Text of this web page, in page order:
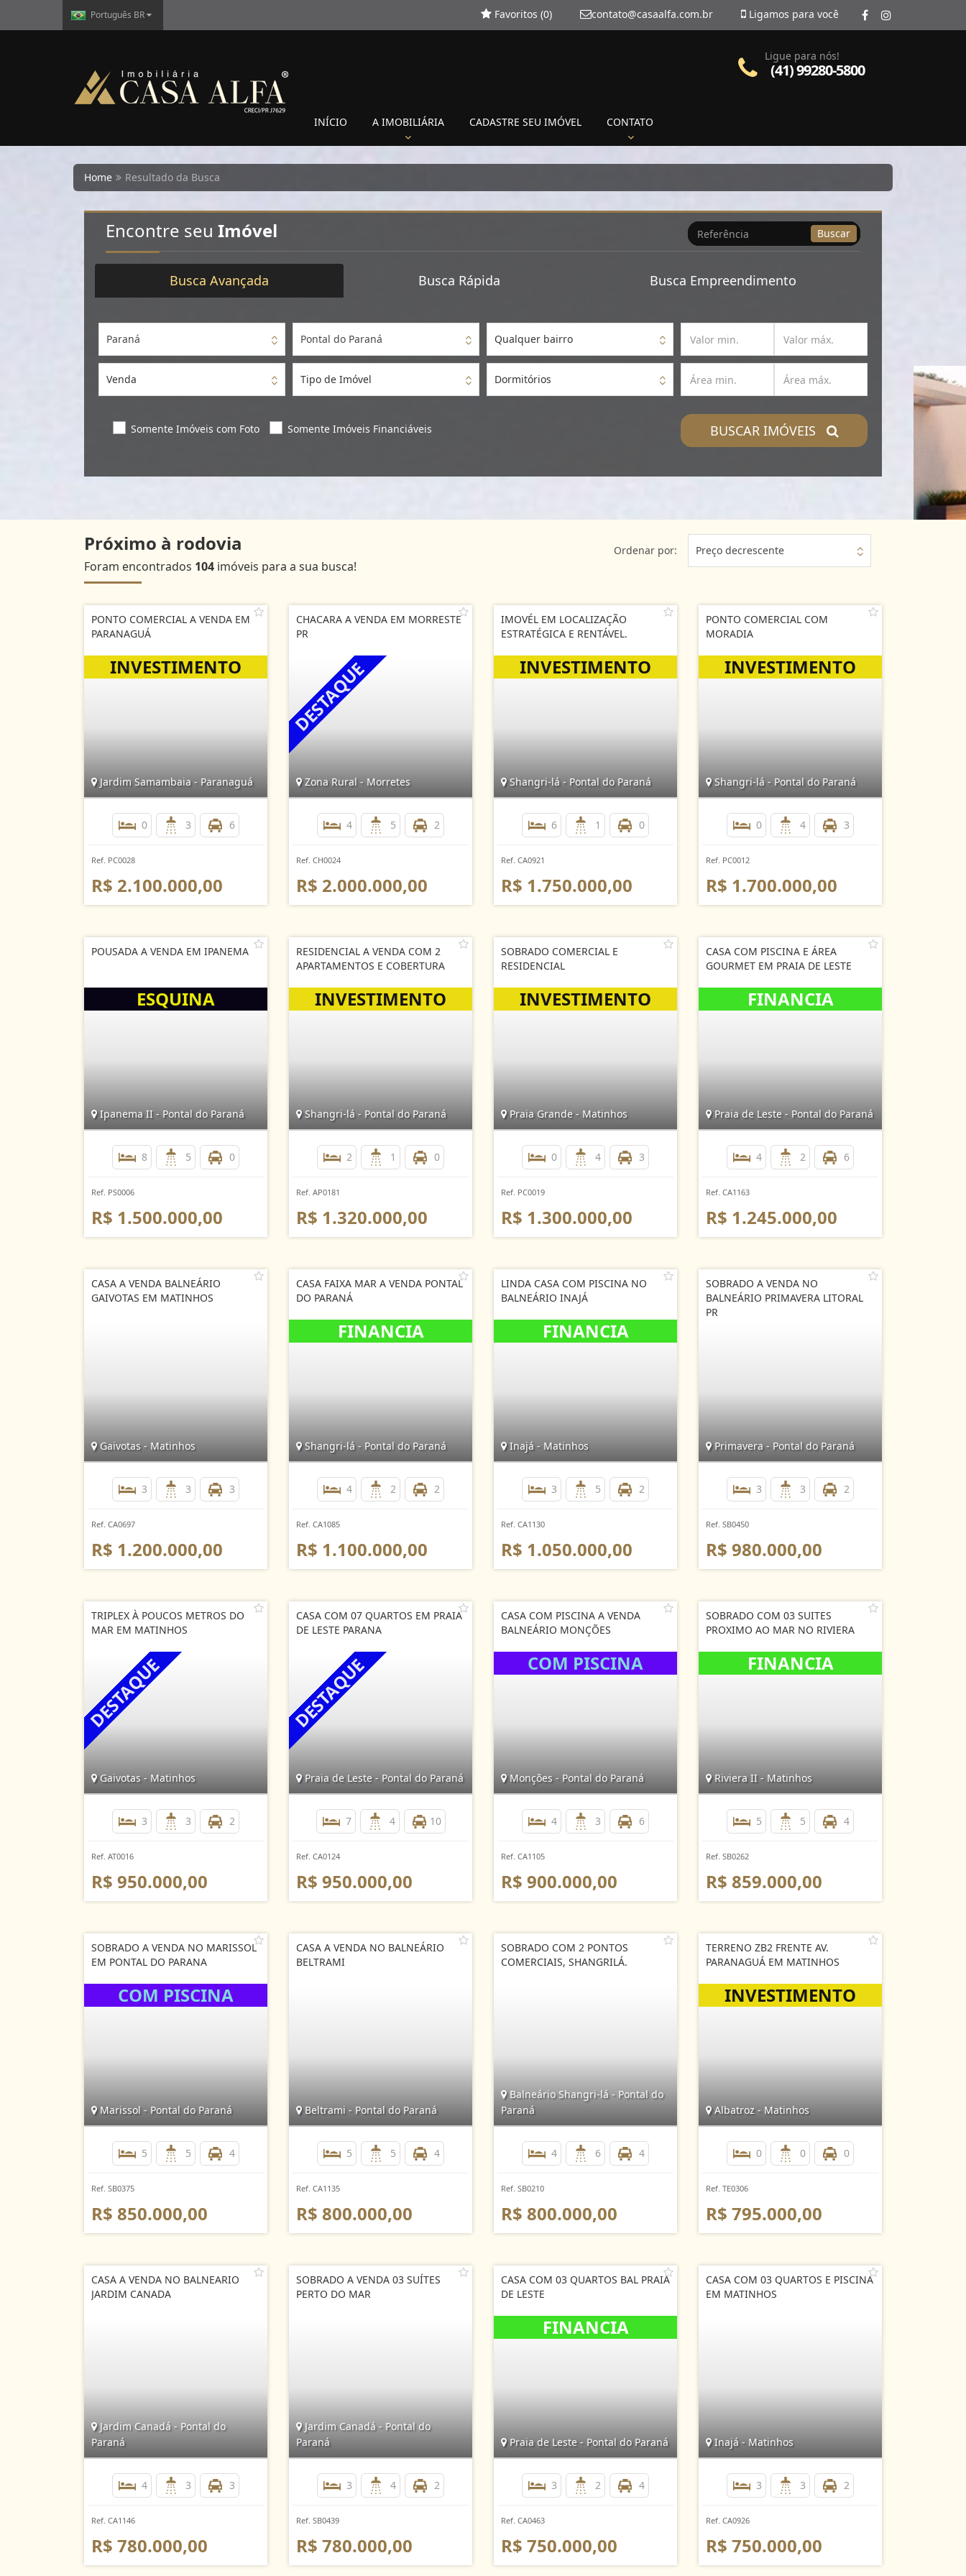
Português BR Ligamos para você
contato@casaalfa.com.br
Favoritos (0)
INÍCIO A IMOBILIÁRIA CADASTRE SEU IMÓVEL CONTATO
Ligue para nós!
(41) 99280-5800
Home Resultado da Busca
Encontre seu Imóvel
Busca
por
Buscar
Busca Avançada Busca Rápida Busca Empreendimento
Paraná Pontal do Paraná Qualquer bairro
Venda Tipo de Imóvel Dormitórios
Somente Imóveis com Foto Somente Imóveis Financiáveis BUSCAR IMÓVEIS
Próximo à rodovia
Foram encontrados 104 imóveis para a sua busca!
Ordenar por: Preço decrescente
PONTO COMERCIAL A VENDA EM
PARANAGUÁ
Jardim Samambaia - Paranaguá
0 3 6
Ref. PC0028
R$ 2.100.000,00
CHACARA A VENDA EM MORRESTE
PR
Zona Rural - Morretes
4 5 2
Ref. CH0024
R$ 2.000.000,00
IMOVÉL EM LOCALIZAÇÃO
ESTRATÉGICA E RENTÁVEL.
Shangri-lá - Pontal do Paraná
6 1 0
Ref. CA0921
R$ 1.750.000,00
PONTO COMERCIAL COM
MORADIA
Shangri-lá - Pontal do Paraná
0 4 3
Ref. PC0012
R$ 1.700.000,00
POUSADA A VENDA EM IPANEMA
Ipanema II - Pontal do Paraná
8 5 0
Ref. PS0006
R$ 1.500.000,00
RESIDENCIAL A VENDA COM 2
APARTAMENTOS E COBERTURA
Shangri-lá - Pontal do Paraná
2 1 0
Ref. AP0181
R$ 1.320.000,00
SOBRADO COMERCIAL E
RESIDENCIAL
Praia Grande - Matinhos
0 4 3
Ref. PC0019
R$ 1.300.000,00
CASA COM PISCINA E ÁREA
GOURMET EM PRAIA DE LESTE
Praia de Leste - Pontal do Paraná
4 2 6
Ref. CA1163
R$ 1.245.000,00
CASA A VENDA BALNEÁRIO
GAIVOTAS EM MATINHOS
Gaivotas - Matinhos
3 3 3
Ref. CA0697
R$ 1.200.000,00
CASA FAIXA MAR A VENDA PONTAL
DO PARANÁ
Shangri-lá - Pontal do Paraná
4 2 2
Ref. CA1085
R$ 1.100.000,00
LINDA CASA COM PISCINA NO
BALNEÁRIO INAJÁ
Inajá - Matinhos
3 5 2
Ref. CA1130
R$ 1.050.000,00
SOBRADO A VENDA NO
BALNEÁRIO PRIMAVERA LITORAL
PR
Primavera - Pontal do Paraná
3 3 2
Ref. SB0450
R$ 980.000,00
TRIPLEX À POUCOS METROS DO
MAR EM MATINHOS
Gaivotas - Matinhos
3 3 2
Ref. AT0016
R$ 950.000,00
CASA COM 07 QUARTOS EM PRAIA
DE LESTE PARANA
Praia de Leste - Pontal do Paraná
7 4 10
Ref. CA0124
R$ 950.000,00
CASA COM PISCINA A VENDA
BALNEÁRIO MONÇÕES
Monções - Pontal do Paraná
4 3 6
Ref. CA1105
R$ 900.000,00
SOBRADO COM 03 SUITES
PROXIMO AO MAR NO RIVIERA
Riviera II - Matinhos
5 5 4
Ref. SB0262
R$ 859.000,00
SOBRADO A VENDA NO MARISSOL
EM PONTAL DO PARANA
Marissol - Pontal do Paraná
5 5 4
Ref. SB0375
R$ 850.000,00
CASA A VENDA NO BALNEÁRIO
BELTRAMI
Beltrami - Pontal do Paraná
5 5 4
Ref. CA1135
R$ 800.000,00
SOBRADO COM 2 PONTOS
COMERCIAIS, SHANGRILÁ.
Balneário Shangri-lá - Pontal do
Paraná
4 6 4
Ref. SB0210
R$ 800.000,00
TERRENO ZB2 FRENTE AV.
PARANAGUÁ EM MATINHOS
Albatroz - Matinhos
0 0 0
Ref. TE0306
R$ 795.000,00
CASA A VENDA NO BALNEARIO
JARDIM CANADA
Jardim Canadá - Pontal do
Paraná
4 3 3
Ref. CA1146
R$ 780.000,00
SOBRADO A VENDA 03 SUÍTES
PERTO DO MAR
Jardim Canadá - Pontal do
Paraná
3 4 2
Ref. SB0439
R$ 780.000,00
CASA COM 03 QUARTOS BAL PRAIA
DE LESTE
Praia de Leste - Pontal do Paraná
3 2 4
Ref. CA0463
R$ 750.000,00
CASA COM 03 QUARTOS E PISCINA
EM MATINHOS
Inajá - Matinhos
3 3 2
Ref. CA0926
R$ 750.000,00